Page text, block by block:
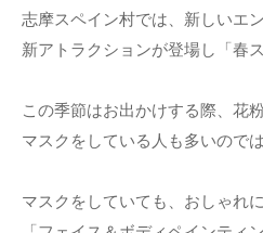
志摩スペイン村では、新しいエ
新アトラクションが登場し「春
この季節はお出かけする際、花
マスクをしている人も多いので
マスクをしていても、おしゃれ